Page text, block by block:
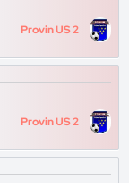
Provin US 2
Provin US 2